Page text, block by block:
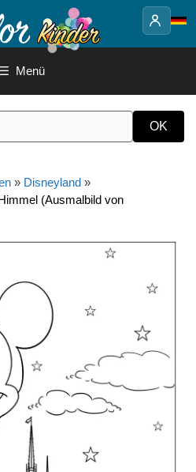
Menü
» Disneyland »
(Ausmalbild von